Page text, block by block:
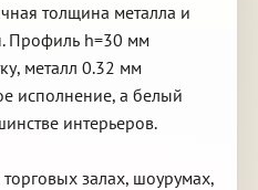
толщина металла и
Профиль h=30 мм
металл 0.32 мм
исполнение, а белый
интерьеров.
залах, шоурумах,